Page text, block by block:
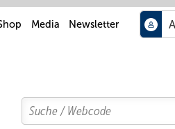
Media Newsletter
Search
Suchen